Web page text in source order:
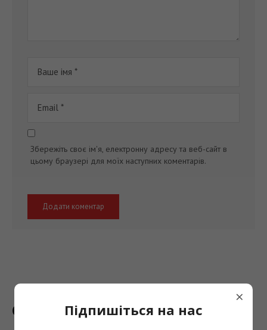
Збережіть своє ім'я, електронну адресу та веб-сайт в
цьому браузері для моїх наступних коментарів.
Останні новини
×
Підпишіться на нас